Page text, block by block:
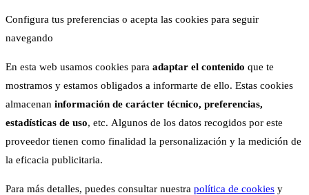
Configura tus preferencias o acepta las cookies para seguir
navegando
En esta web usamos cookies para adaptar el contenido que te
mostramos y estamos obligados a informarte de ello. Estas cookies
almacenan información de carácter técnico, preferencias,
estadísticas de uso, etc. Algunos de los datos recogidos por este
proveedor tienen como finalidad la personalización y la medición de
la eficacia publicitaria.
Para más detalles, puedes consultar nuestra política de cookies y